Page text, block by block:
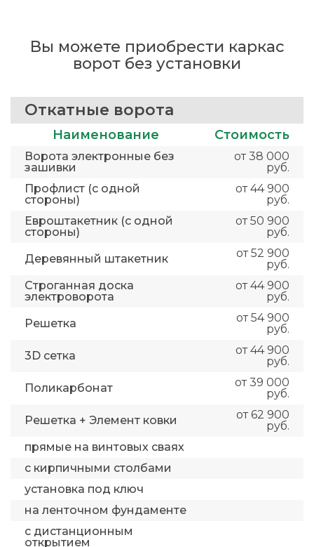
Вы можете приобрести каркас
ворот без установки
Откатные ворота
Наименование Стоимость
Ворота электронные без
зашивки
от 38 000
руб.
Профлист (с одной
стороны)
от 44 900
руб.
Евроштакетник (с одной
стороны)
от 50 900
руб.
Деревянный штакетник
от 52 900
руб.
Строганная доска
электроворота
от 44 900
руб.
Решетка
от 54 900
руб.
3D сетка
от 44 900
руб.
Поликарбонат
от 39 000
руб.
Решетка + Элемент ковки
от 62 900
руб.
прямые на винтовых сваях
с кирпичными столбами
установка под ключ
на ленточном фундаменте
с дистанционным
открытием